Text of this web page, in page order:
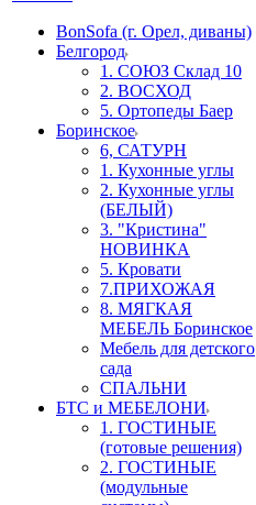
BonSofa (г. Орел, диваны)
Белгород
1. СОЮЗ Склад 10
2. ВОСХОД
5. Ортопеды Баер
Боринское
6, САТУРН
1. Кухонные углы
2. Кухонные углы
(БЕЛЫЙ)
3. "Кристина"
НОВИНКА
5. Кровати
7.ПРИХОЖАЯ
8. МЯГКАЯ
МЕБЕЛЬ Боринское
Мебель для детского
сада
СПАЛЬНИ
БТС и МЕБЕЛОНИ
1. ГОСТИНЫЕ
(готовые решения)
2. ГОСТИНЫЕ
(модульные